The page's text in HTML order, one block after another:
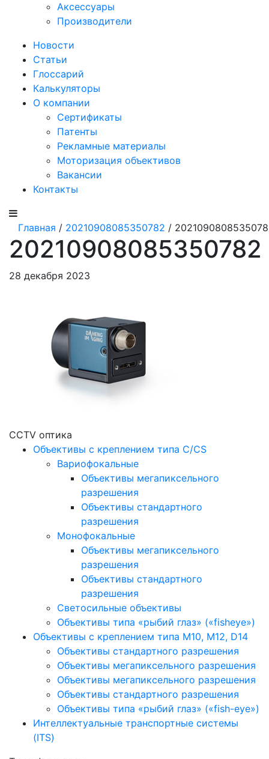
Аксессуары
Производители
Новости
Статьи
Глоссарий
Калькуляторы
О компании
Сертификаты
Патенты
Рекламные материалы
Моторизация объективов
Вакансии
Контакты
Главная / 20210908085350782 /
20210908085350782
28 декабря 2023
CCTV оптика
Объективы с креплением типа C/CS
Вариофокальные
Объективы мегапиксельного
разрешения
Объективы стандартного
разрешения
Монофокальные
Объективы мегапиксельного
разрешения
Объективы стандартного
разрешения
Светосильные объективы
Объективы типа «рыбий глаз» («fisheye»)
Объективы с креплением типа M10, M12, D14
Объективы стандартного разрешения
Объективы мегапиксельного разрешения
Объективы мегапиксельного разрешения
Объективы стандартного разрешения
Объективы типа «рыбий глаз» («fish-eye»)
Интеллектуальные транспортные системы
(ITS)